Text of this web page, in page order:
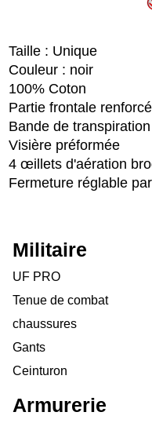
Taille : Unique
Couleur : noir
100% Coton
Partie frontale
Bande de
Visière préformée
4 œillets d'aération
Fermeture réglable
Militaire
UF PRO
Tenue de combat
chaussures
Gants
Ceinturon
Armurerie